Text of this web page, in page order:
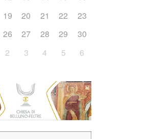
19 20 21 22
23
26 27 28 29
30
2 3 4 5 6